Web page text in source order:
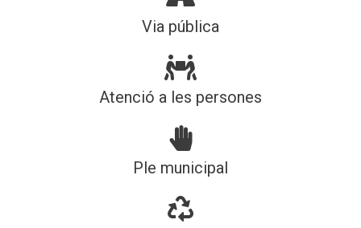
Via pública
Atenció a les persones
Ple municipal